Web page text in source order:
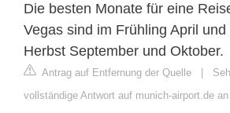
Die besten Monate für eine
Vegas sind im Frühling April
Herbst September und Oktober.
Antrag auf Entfernung der Quelle
vollständige Antwort auf munich-airport.de an